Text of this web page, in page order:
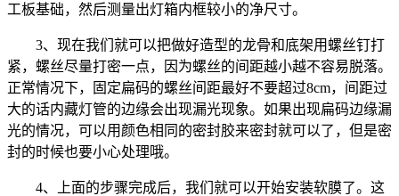
工板基础，然后测量出灯箱内框较小的净尺寸。
3、现在我们就可以把做好造型的龙骨和底架用螺丝钉打
紧，螺丝尽量打密一点，因为螺丝的间距越小越不容易脱落。
正常情况下，固定扁码的螺丝间距最好不要超过8cm，间距过
大的话内藏灯管的边缘会出现漏光现象。如果出现扁码边缘漏
光的情况，可以用颜色相同的密封胶来密封就可以了，但是密
封的时候也要小心处理哦。
4、上面的步骤完成后，我们就可以开始安装软膜了。这